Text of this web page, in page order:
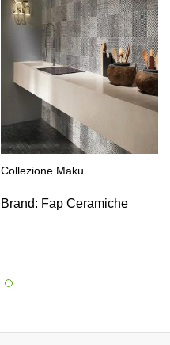
Collezione Maku
Brand: Fap Ceramiche